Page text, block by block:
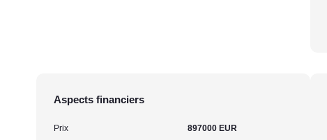
Aspects financiers
Prix 897000 EUR